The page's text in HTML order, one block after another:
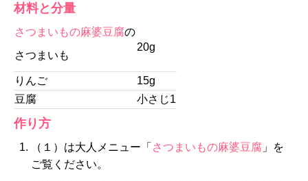
材料と分量
さつまいもの麻婆豆腐の
さつまいも
20g
りんご
15g
豆腐
小さじ1
作り方
（１）は大人メニュー「 さつまいもの麻婆豆腐 」を
ご覧ください。